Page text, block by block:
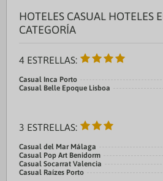
HOTELES CASUAL HOTELES
CATEGORÍA
4 ESTRELLAS:
Casual Inca Porto
Casual Belle Epoque Lisboa
3 ESTRELLAS:
Casual del Mar Málaga
Casual Pop Art Benidorm
Casual Socarrat Valencia
Casual Raízes Porto